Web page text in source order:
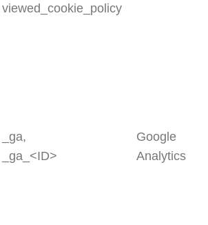
viewed_cookie_policy
_ga,
_ga_<ID>
Google
Analytics